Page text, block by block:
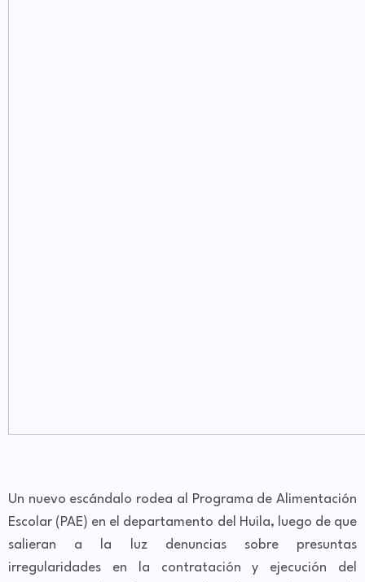
Un nuevo escándalo rodea al Programa de Alimentación
Escolar (PAE) en el departamento del Huila, luego de que
salieran a la luz denuncias sobre presuntas
irregularidades en la contratación y ejecución del